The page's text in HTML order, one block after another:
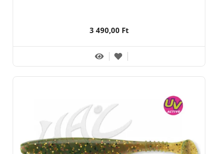
3 490,00 Ft